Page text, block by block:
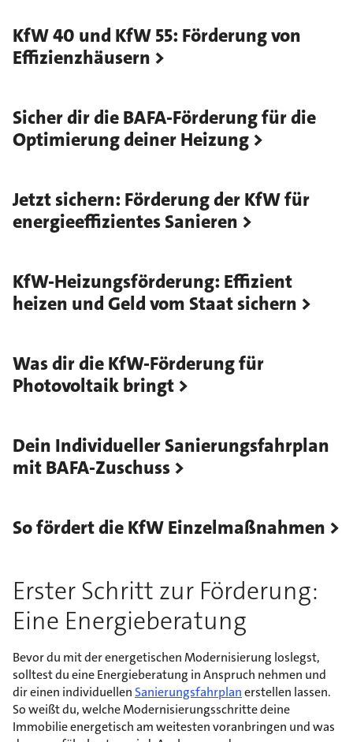
KfW 40 und KfW 55: Förderung von
Effizienzhäusern
Sicher dir die BAFA-Förderung für die
Optimierung deiner Heizung
Jetzt sichern: Förderung der KfW für
energieeffizientes Sanieren
KfW-Heizungsförderung: Effizient
heizen und Geld vom Staat sichern
Was dir die KfW-Förderung für
Photovoltaik bringt
Dein Individueller Sanierungsfahrplan
mit BAFA-Zuschuss
So fördert die KfW Einzelmaßnahmen
Erster Schritt zur Förderung:
Eine Energieberatung
Bevor du mit der energetischen Modernisierung loslegst,
solltest du eine Energieberatung in Anspruch nehmen und
dir einen individuellen Sanierungsfahrplanerstellen lassen.
So weißt du, welche Modernisierungsschritte deine
Immobilie energetisch am weitesten voranbringen und was